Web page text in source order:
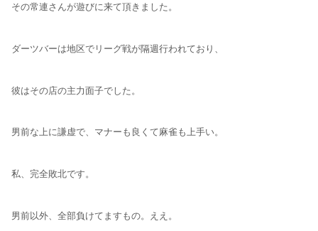
その常連さんが遊びに来て頂きました。
ダーツバーは地区でリーグ戦が隔週行われており、
彼はその店の主力面子でした。
男前な上に謙虚で、マナーも良くて麻雀も上手い。
私、完全敗北です。
男前以外、全部負けてますもの。ええ。